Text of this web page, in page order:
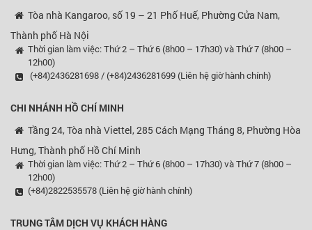
Tòa nhà Kangaroo, số 19 – 21 Phố Huế, Phường Cửa Nam,
Thành phố Hà Nội
Thời gian làm việc: Thứ 2 – Thứ 6 (8h00 – 17h30) và Thứ 7 (8h00 –
12h00)
(+84)2436281698 / (+84)2436281699 (Liên hệ giờ hành chính)
CHI NHÁNH HỒ CHÍ MINH
Tầng 24, Tòa nhà Viettel, 285 Cách Mạng Tháng 8, Phường Hòa
Hưng, Thành phố Hồ Chí Minh
Thời gian làm việc: Thứ 2 – Thứ 6 (8h00 – 17h30) và Thứ 7 (8h00 –
12h00)
(+84)2822535578 (Liên hệ giờ hành chính)
TRUNG TÂM DỊCH VỤ KHÁCH HÀNG